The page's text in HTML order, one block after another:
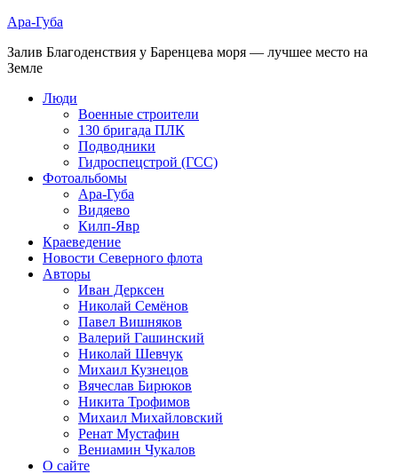
Ара-Губа
Залив Благоденствия у Баренцева моря — лучшее место на
Земле
Люди
Военные строители
130 бригада ПЛК
Подводники
Гидроспецстрой (ГСС)
Фотоальбомы
Ара-Губа
Видяево
Килп-Явр
Краеведение
Новости Северного флота
Авторы
Иван Дерксен
Николай Семёнов
Павел Вишняков
Валерий Гашинский
Николай Шевчук
Михаил Кузнецов
Вячеслав Бирюков
Никита Трофимов
Михаил Михайловский
Ренат Мустафин
Вениамин Чукалов
О сайте